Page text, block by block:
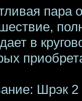
пара
в
Шрэк 2